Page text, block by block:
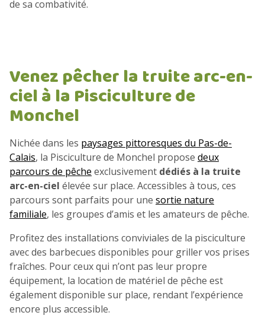
de sa combativité.
Venez pêcher la truite arc-en-
ciel à la Pisciculture de
Monchel
Nichée dans les paysages pittoresques du Pas-de-
Calais, la Pisciculture de Monchel propose deux
parcours de pêche exclusivement dédiés à la truite
arc-en-ciel élevée sur place. Accessibles à tous, ces
parcours sont parfaits pour une sortie nature
familiale, les groupes d’amis et les amateurs de pêche.
Profitez des installations conviviales de la pisciculture
avec des barbecues disponibles pour griller vos prises
fraîches. Pour ceux qui n’ont pas leur propre
équipement, la location de matériel de pêche est
également disponible sur place, rendant l’expérience
encore plus accessible.